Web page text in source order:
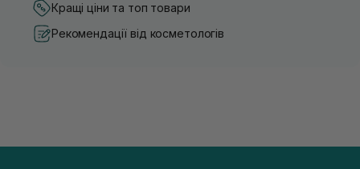
Кращі ціни та топ товари
Рекомендації від косметологів